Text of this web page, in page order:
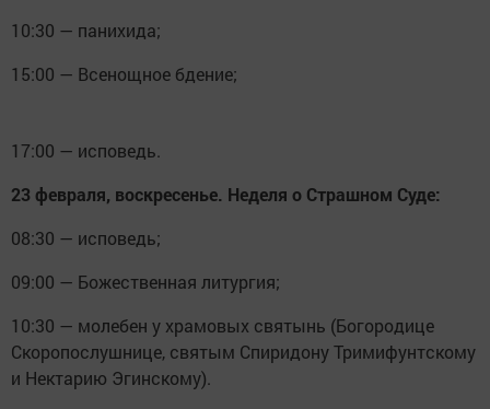
10:30 — панихида;
15:00 — Всенощное бдение;
17:00 — исповедь.
23 февраля, воскресенье. Неделя о Страшном Суде:
08:30 — исповедь;
09:00 — Божественная литургия;
10:30 — молебен у храмовых святынь (Богородице
Скоропослушнице, святым Спиридону Тримифунтскому
и Нектарию Эгинскому).